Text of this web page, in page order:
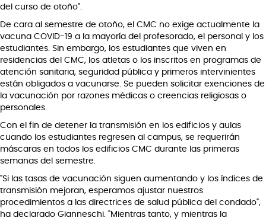
del curso de otoño".
De cara al semestre de otoño, el CMC no exige actualmente la
vacuna COVID-19 a la mayoría del profesorado, el personal y los
estudiantes. Sin embargo, los estudiantes que viven en
residencias del CMC, los atletas o los inscritos en programas de
atención sanitaria, seguridad pública y primeros intervinientes
están obligados a vacunarse. Se pueden solicitar exenciones de
la vacunación por razones médicas o creencias religiosas o
personales.
Con el fin de detener la transmisión en los edificios y aulas
cuando los estudiantes regresen al campus, se requerirán
máscaras en todos los edificios CMC durante las primeras
semanas del semestre.
"Si las tasas de vacunación siguen aumentando y los índices de
transmisión mejoran, esperamos ajustar nuestros
procedimientos a las directrices de salud pública del condado",
ha declarado Gianneschi. "Mientras tanto, y mientras la